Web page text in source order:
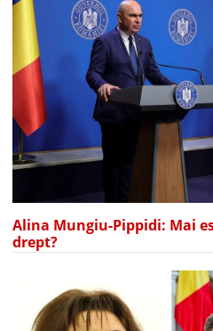
Alina Mungiu-Pippidi: Mai
drept?